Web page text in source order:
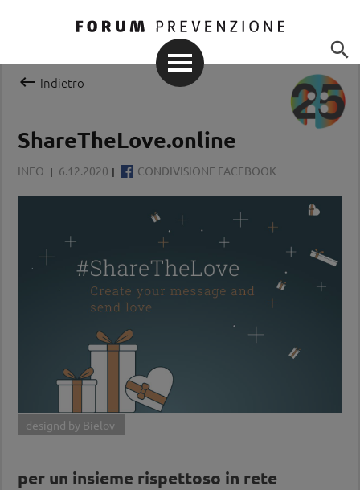

 Indietro
ShareTheLove.online
INFO 6.12.2020 CONDIVISIONE FACEBOOK
designd by Bielov
per un insieme rispettoso in rete